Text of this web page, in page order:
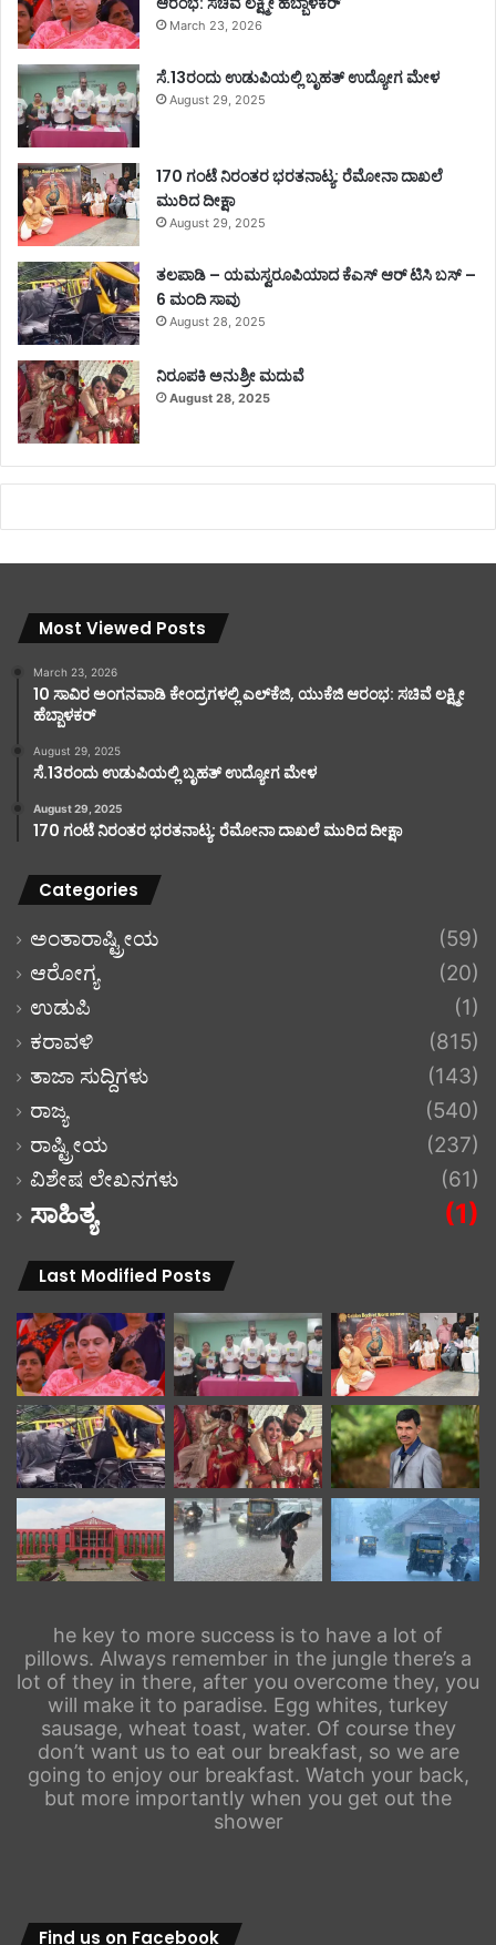
March 23, 2026
ಸೆ.13ರಂದು ಉಡುಪಿಯಲ್ಲಿ ಬೃಹತ್ ಉದ್ಯೋಗ ಮೇಳ
August 29, 2025
170 ಗಂಟೆ ನಿರಂತರ ಭರತನಾಟ್ಯ: ರೆಮೋನಾ ದಾಖಲೆ
ಮುರಿದ ದೀಕ್ಷಾ
August 29, 2025
ತಲಪಾಡಿ – ಯಮಸ್ವರೂಪಿಯಾದ ಕೆಎಸ್ ಆರ್ ಟಿಸಿ ಬಸ್ –
6 ಮಂದಿ ಸಾವು
August 28, 2025
ನಿರೂಪಕಿ ಅನುಶ್ರೀ ಮದುವೆ
August 28, 2025
Most Viewed Posts
March 23, 2026
10 ಸಾವಿರ ಅಂಗನವಾಡಿ ಕೇಂದ್ರಗಳಲ್ಲಿ ಎಲ್‌ಕೆಜಿ, ಯುಕೆಜಿ ಆರಂಭ: ಸಚಿವೆ ಲಕ್ಷ್ಮೀ
ಹೆಬ್ಬಾಳಕರ್
August 29, 2025
ಸೆ.13ರಂದು ಉಡುಪಿಯಲ್ಲಿ ಬೃಹತ್ ಉದ್ಯೋಗ ಮೇಳ
August 29, 2025
170 ಗಂಟೆ ನಿರಂತರ ಭರತನಾಟ್ಯ: ರೆಮೋನಾ ದಾಖಲೆ ಮುರಿದ ದೀಕ್ಷಾ
Categories
ಅಂತಾರಾಷ್ಟ್ರೀಯ
(59)
ಆರೋಗ್ಯ
(20)
ಉಡುಪಿ
(1)
ಕರಾವಳಿ
(815)
ತಾಜಾ ಸುದ್ದಿಗಳು
(143)
ರಾಜ್ಯ
(540)
ರಾಷ್ಟ್ರೀಯ
(237)
ವಿಶೇಷ ಲೇಖನಗಳು
(61)
ಸಾಹಿತ್ಯ (1)
Last Modified Posts
he key to more success is to have a lot of
pillows. Always remember in the jungle there’s a
lot of they in there, after you overcome they, you
will make it to paradise. Egg whites, turkey
sausage, wheat toast, water. Of course they
don’t want us to eat our breakfast, so we are
going to enjoy our breakfast. Watch your back,
but more importantly when you get out the
shower
Find us on Facebook